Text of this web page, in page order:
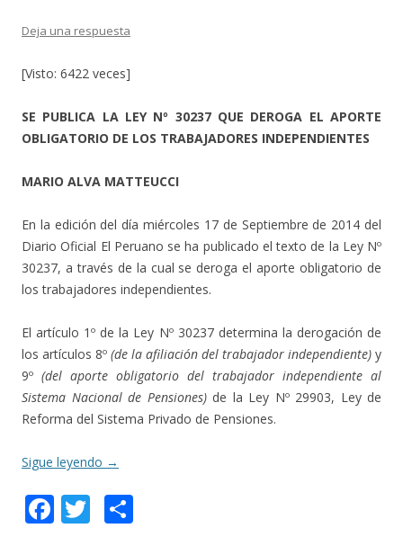
Deja una respuesta
[Visto: 6422 veces]
SE PUBLICA LA LEY Nº 30237 QUE DEROGA EL APORTE
OBLIGATORIO DE LOS TRABAJADORES INDEPENDIENTES
MARIO ALVA MATTEUCCI
En la edición del día miércoles 17 de Septiembre de 2014 del
Diario Oficial El Peruano se ha publicado el texto de la Ley Nº
30237, a través de la cual se deroga el aporte obligatorio de
los trabajadores independientes.
El artículo 1º de la Ley Nº 30237 determina la derogación de
los artículos 8º (de la afiliación del trabajador independiente) y
9º (del aporte obligatorio del trabajador independiente al
Sistema Nacional de Pensiones)de la Ley Nº 29903, Ley de
Reforma del Sistema Privado de Pensiones.
Sigue leyendo →
F T